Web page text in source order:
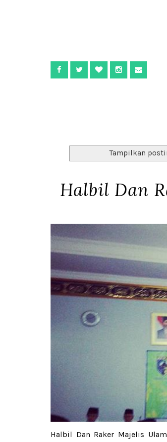
Tampilkan
Halbil Dan
Halbil Dan Raker Majelis